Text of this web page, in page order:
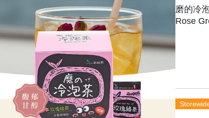
磨的冷
Rose